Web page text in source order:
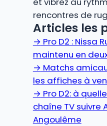
rencontres de
Articles les
→ Pro D2 : Nissa
maintenu en
→ Matchs
les affiches à
→ Pro D2: à
chaîne TV suivre
Angoulême